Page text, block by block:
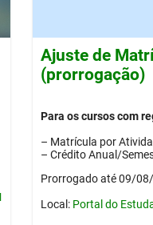
Ajuste de
(prorrogação)
Para os cursos com
– Matrícula por
– Crédito Anual/
Prorrogado até 09/
Local: Portal do